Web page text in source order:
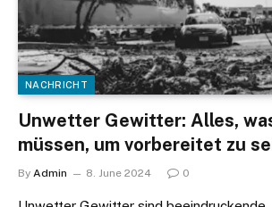
NACHRICHT
Unwetter Gewitter: Alles,
müssen, um vorbereitet zu
By Admin 8. June 2024 0